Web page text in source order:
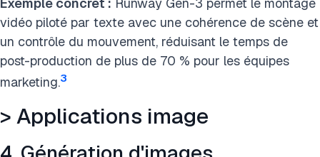
vidéo piloté par texte avec une cohérence de scène et
un contrôle du mouvement, réduisant le temps de
post-production de plus de 70 % pour les équipes
marketing.3
> Applications image